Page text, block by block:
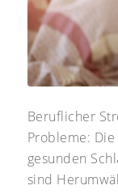
Beruflicher
Probleme:
gesunden
sind